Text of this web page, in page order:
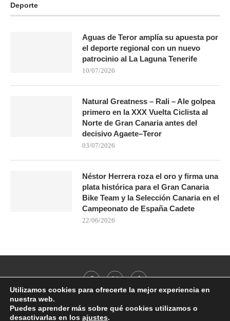
Deporte
Aguas de Teror amplía su apuesta por
el deporte regional con un nuevo
patrocinio al La Laguna Tenerife
10/07/2026
Natural Greatness – Rali – Ale golpea
primero en la XXX Vuelta Ciclista al
Norte de Gran Canaria antes del
decisivo Agaete–Teror
03/07/2026
Néstor Herrera roza el oro y firma una
plata histórica para el Gran Canaria
Bike Team y la Selección Canaria en el
Campeonato de España Cadete
22/06/2026
@2021 - All Right Reserved. Designed and Developed by
Utilizamos cookies para ofrecerte la mejor experiencia en
nuestra web.
Puedes aprender más sobre qué cookies utilizamos o
desactivarlas en los ajustes.